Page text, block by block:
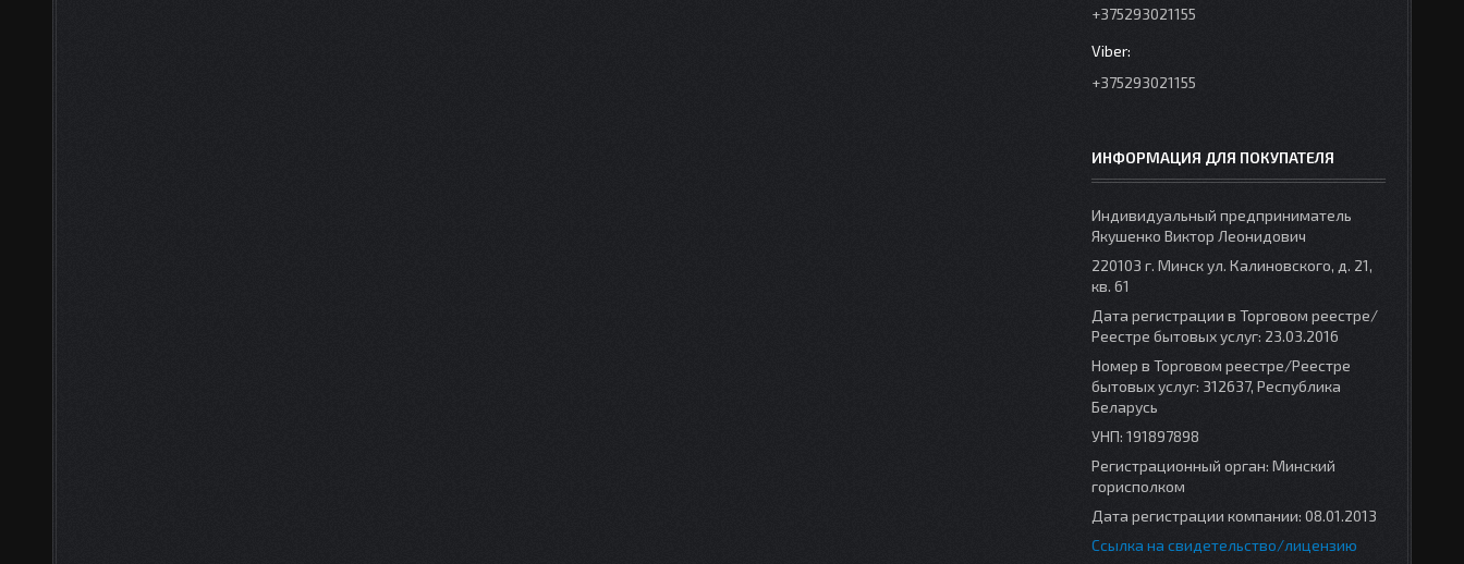
+375293021155
+375293021155
ИНФОРМАЦИЯ ДЛЯ ПОКУПАТЕЛЯ
Индивидуальный предприниматель
Якушенко Виктор Леонидович
220103 г. Минск ул. Калиновского, д. 21,
кв. 61
Дата регистрации в Торговом реестре/
Реестре бытовых услуг: 23.03.2016
Номер в Торговом реестре/Реестре
бытовых услуг: 312637, Республика
Беларусь
УНП: 191897898
Регистрационный орган: Минский
горисполком
Дата регистрации компании: 08.01.2013
Ссылка на свидетельство/лицензию